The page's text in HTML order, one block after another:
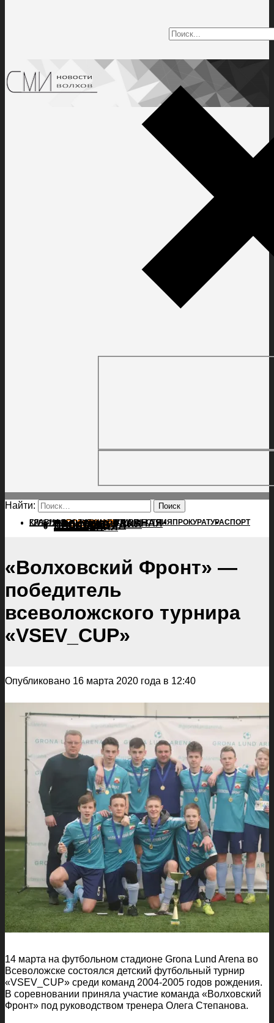
Найти:
ГЛАВНАЯПОЛИТИКАПРОИСШЕСТВИЯ ПРОКУРАТУРАСПОРТ
КУЛЬТУРАПОСЕЛЕНИЯГЛАВНАЯ
ПОЛИТИКА
ПРОИСШЕСТВИЯ
ПРОКУРАТУРА
СПОРТ
КУЛЬТУРА
ПОСЕЛЕНИЯ
«Волховский Фронт» —
победитель
всеволожского турнира
«VSEV_CUP»
Опубликовано 16 марта 2020 года в 12:40
14 марта на футбольном стадионе Grona Lund Arena во
Всеволожске состоялся детский футбольный турнир
«VSEV_CUP» среди команд 2004-2005 годов рождения.
В соревновании приняла участие команда «Волховский
Фронт» под руководством тренера Олега Степанова.